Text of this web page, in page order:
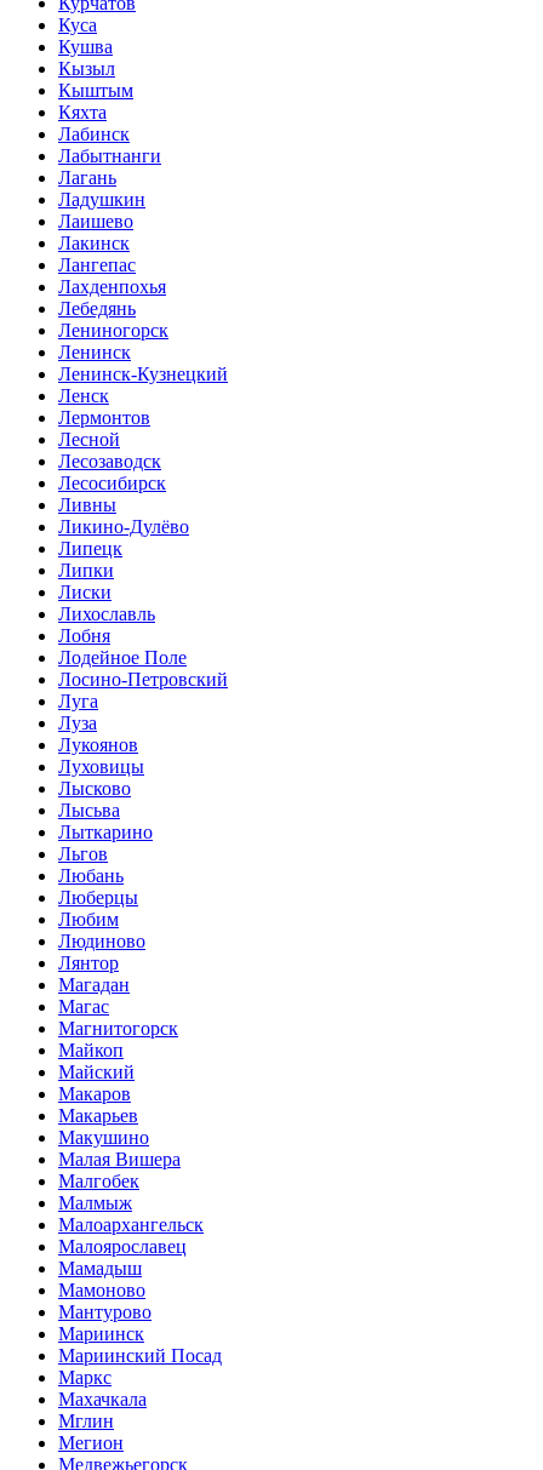
Куса
Кушва
Кызыл
Кыштым
Кяхта
Лабинск
Лабытнанги
Лагань
Ладушкин
Лаишево
Лакинск
Лангепас
Лахденпохья
Лебедянь
Лениногорск
Ленинск
Ленинск-Кузнецкий
Ленск
Лермонтов
Лесной
Лесозаводск
Лесосибирск
Ливны
Ликино-Дулёво
Липецк
Липки
Лиски
Лихославль
Лобня
Лодейное Поле
Лосино-Петровский
Луга
Луза
Лукоянов
Луховицы
Лысково
Лысьва
Лыткарино
Льгов
Любань
Люберцы
Любим
Людиново
Лянтор
Магадан
Магас
Магнитогорск
Майкоп
Майский
Макаров
Макарьев
Макушино
Малая Вишера
Малгобек
Малмыж
Малоархангельск
Малоярославец
Мамадыш
Мамоново
Мантурово
Мариинск
Мариинский Посад
Маркс
Махачкала
Мглин
Мегион
Медвежьегорск